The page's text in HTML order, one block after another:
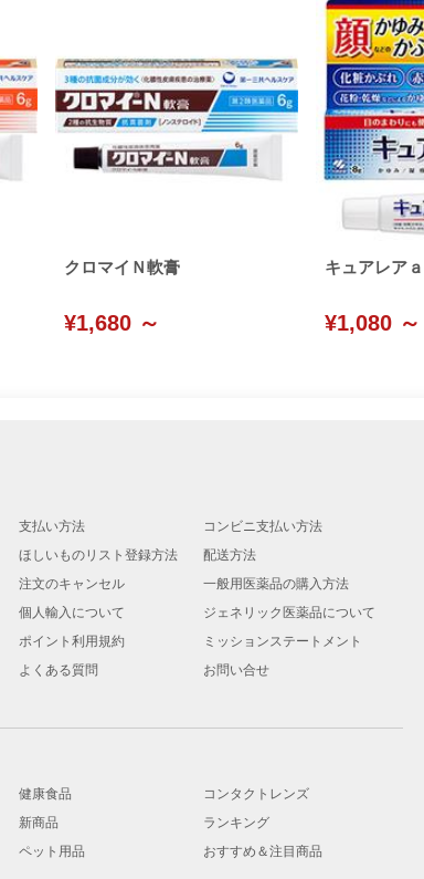
クロマイＮ軟膏
¥1,680 ～
キュアレアａ
¥1,080 ～
支払い方法
コンビニ支払い方法
ほしいものリスト登録方法
配送方法
注文のキャンセル
一般用医薬品の購入方法
個人輸入について
ジェネリック医薬品について
ポイント利用規約
ミッションステートメント
よくある質問 お問い合せ
健康食品
コンタクトレンズ
新商品
ランキング
ペット用品 おすすめ＆注目商品